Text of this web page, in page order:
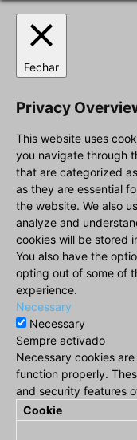
Fechar
Privacy
This website uses
you navigate through
that are categorized
as they are essential
the website. We also
analyze and
cookies will be stored
You also have the
opting out of some of
experience.
Necessary
Necessary
Sempre activado
Necessary cookies
function properly.
and security features
Cookie